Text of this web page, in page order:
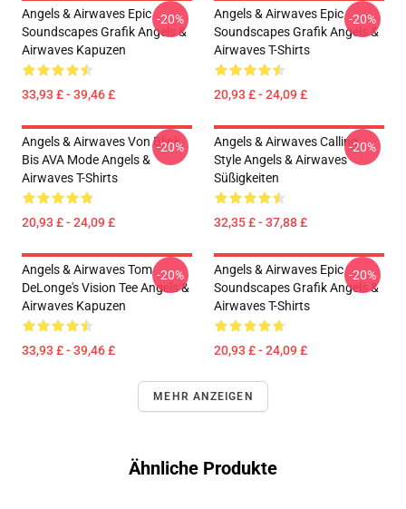
Angels & Airwaves Epic
Soundscapes Grafik Angels &
Airwaves Kapuzen
33,93 £ - 39,46 £
-20%
Angels & Airwaves Epic
Soundscapes Grafik Angels &
Airwaves T-Shirts
20,93 £ - 24,09 £
-20%
Angels & Airwaves Von Blink
Bis AVA Mode Angels &
Airwaves T-Shirts
20,93 £ - 24,09 £
-20%
Angels & Airwaves Calling
Style Angels & Airwaves
Süßigkeiten
32,35 £ - 37,88 £
-20%
Angels & Airwaves Tom
DeLonge's Vision Tee Angels &
Airwaves Kapuzen
33,93 £ - 39,46 £
-20%
Angels & Airwaves Epic
Soundscapes Grafik Angels &
Airwaves T-Shirts
20,93 £ - 24,09 £
-20%
MEHR ANZEIGEN
Ähnliche Produkte